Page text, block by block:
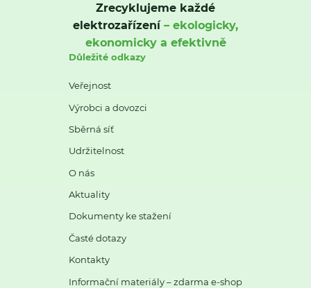
Zrecyklujeme každé
elektrozařízení– ekologicky,
ekonomicky a efektivně
Důležité odkazy
Veřejnost
Výrobci a dovozci
Sběrná síť
Udržitelnost
O nás
Aktuality
Dokumenty ke stažení
Časté dotazy
Kontakty
Informační materiály – zdarma e-shop